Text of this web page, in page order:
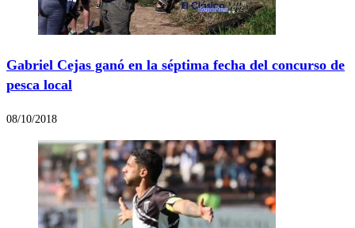
Gabriel Cejas ganó en la séptima fecha del concurso de
pesca local
08/10/2018